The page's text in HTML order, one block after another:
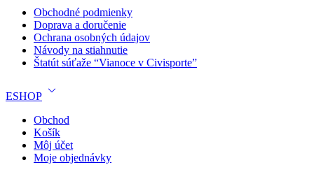
Obchodné podmienky
Doprava a doručenie
Ochrana osobných údajov
Návody na stiahnutie
Štatút súťaže “Vianoce v Civisporte”
ESHOP
Obchod
Košík
Môj účet
Moje objednávky